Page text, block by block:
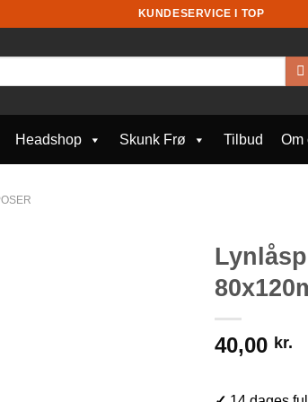
KUNDESERVICE I TOP
Headshop Skunk Frø Tilbud Om
40,00 kr.